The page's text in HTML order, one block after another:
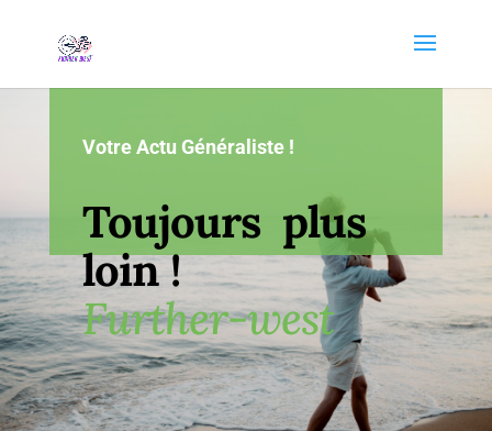
Votre Actu Généraliste !
Toujours plus
loin !
Further-west